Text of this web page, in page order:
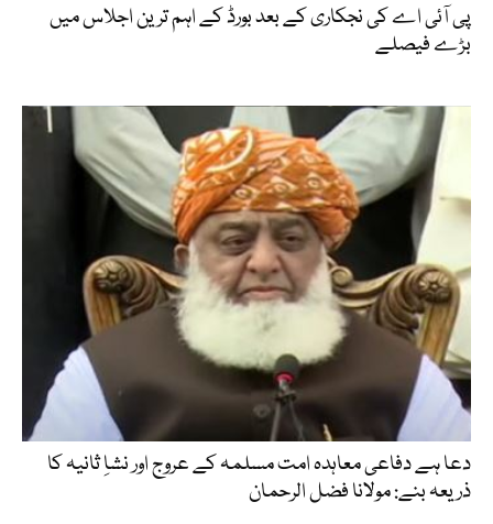
پی آئی اے کی نجکاری کے بعد بورڈ کے اہم ترین اجلاس میں
بڑے فیصلے
دعا ہے دفاعی معاہدہ امت مسلمہ کے عروج اور نشاِ ثانیہ کا
ذریعہ بنے: مولانا فضل الرحمان